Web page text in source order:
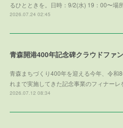
るひとときを。日時：9/2(水) 19：00〜場
2026.07.24 02:45
青森まちづくり400年を迎える今年、令和8
れまで実施してきた記念事業のフィナーレ
2026.07.12 08:34